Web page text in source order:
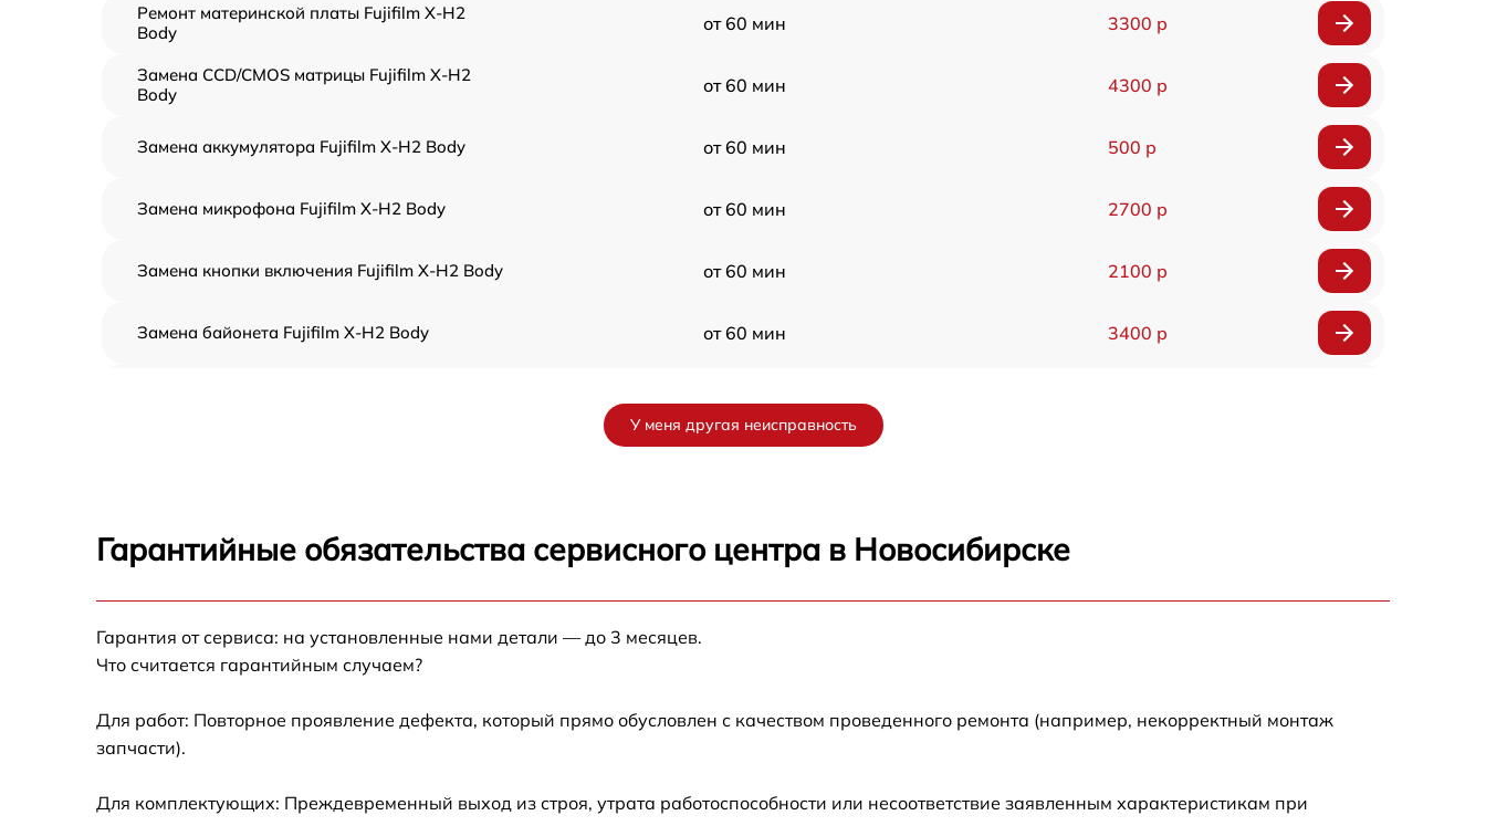
Ремонт материнской платы Fujifilm X-H2
Body
от 60 мин 3300 р
Замена CCD/CMOS матрицы Fujifilm X-H2
Body
от 60 мин 4300 р
Замена аккумулятора Fujifilm X-H2 Body от 60 мин 500 р
Замена микрофона Fujifilm X-H2 Body от 60 мин 2700 р
Замена кнопки включения Fujifilm X-H2 Body от 60 мин 2100 р
Замена байонета Fujifilm X-H2 Body от 60 мин 3400 р
Замена затвора Fujifilm X-H2 Body
Замена контроллера питания Fujifilm X-H2
У меня другая неисправность
Гарантийные обязательства сервисного центра в Новосибирске
Гарантия от сервиса: на установленные нами детали — до 3 месяцев.
Что считается гарантийным случаем?
Для работ: Повторное проявление дефекта, который прямо обусловлен с качеством проведенного ремонта (например, некорректный монтаж
запчасти).
Для комплектующих: Преждевременный выход из строя, утрата работоспособности или несоответствие заявленным характеристикам при